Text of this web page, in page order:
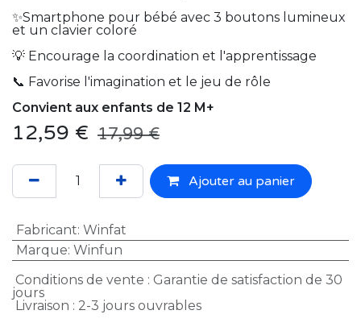
✨Smartphone pour bébé avec 3 boutons lumineux
et un clavier coloré
💡 Encourage la coordination et l'apprentissage
📞 Favorise l'imagination et le jeu de rôle
Convient aux enfants de 12 M+
12,59 € 17,99€
Ajouter au panier
Fabricant: Winfat
Marque: Winfun
Conditions de vente : Garantie de satisfaction de 30
jours
Livraison : 2-3 jours ouvrables